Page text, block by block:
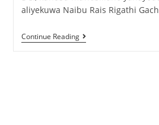
aliyekuwa Naibu Rais Rigathi
Continue Reading